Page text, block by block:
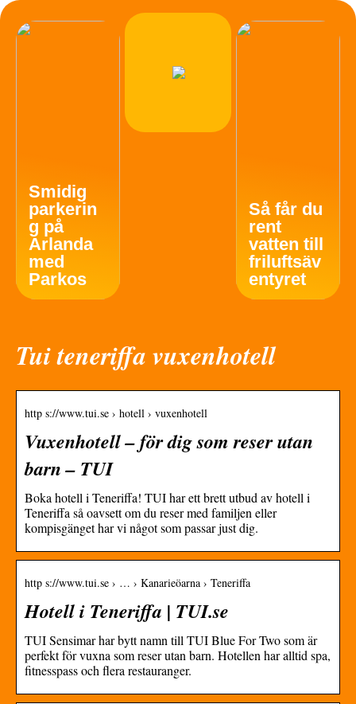
Smidig
parkerin
g på
Arlanda
med
Parkos
Så får du
rent
vatten till
friluftsäv
entyret
Tui teneriffa vuxenhotell
http s://www.tui.se › hotell › vuxenhotell
Vuxenhotell – för dig som reser utan
barn – TUI
Boka hotell i Teneriffa! TUI har ett brett utbud av hotell i
Teneriffa så oavsett om du reser med familjen eller
kompisgänget har vi något som passar just dig.
http s://www.tui.se › … › Kanarieöarna › Teneriffa
Hotell i Teneriffa | TUI.se
TUI Sensimar har bytt namn till TUI Blue For Two som är
perfekt för vuxna som reser utan barn. Hotellen har alltid spa,
fitnesspass och flera restauranger.